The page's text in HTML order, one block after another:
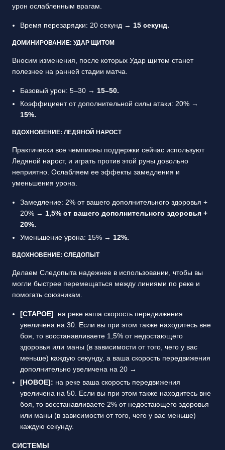
урон ослабленным врагам.
Время перезарядки: 20 секунд → 15 секунд.
ДОМИНИРОВАНИЕ: УДАР ЩИТОМ
Вносим изменения, после которых Удар щитом станет
полезнее на ранней стадии матча.
Базовый урон: 5–30 → 15–50.
Коэффициент от дополнительной силы атаки: 20% →
15%.
ВДОХНОВЕНИЕ: ЛЕДЯНОЙ НАРОСТ
Практически все чемпионы поддержки сейчас используют
Ледяной нарост, и играть против этой руны довольно
неприятно. Ослабляем ее эффекты замедления и
уменьшения урона.
Замедление: 2% от вашего дополнительного здоровья +
20% → 1,5% от вашего дополнительного здоровья +
20%.
Уменьшение урона: 15% → 12%.
ВДОХНОВЕНИЕ: СЛЕДОПЫТ
Делаем Следопыта надежнее в использовании, чтобы вы
могли быстрее перемещаться между линиями по реке и
помогать союзникам.
[СТАРОЕ]: на реке ваша скорость передвижения
увеличена на 30. Если вы при этом также находитесь вне
боя, то восстанавливаете 1,5% от недостающего
здоровья или маны (в зависимости от того, чего у вас
меньше) каждую секунду, а ваша скорость передвижения
дополнительно увеличена на 20 →
[НОВОЕ]: на реке ваша скорость передвижения
увеличена на 50. Если вы при этом также находитесь вне
боя, то восстанавливаете 2% от недостающего здоровья
или маны (в зависимости от того, чего у вас меньше)
каждую секунду.
СИСТЕМЫ